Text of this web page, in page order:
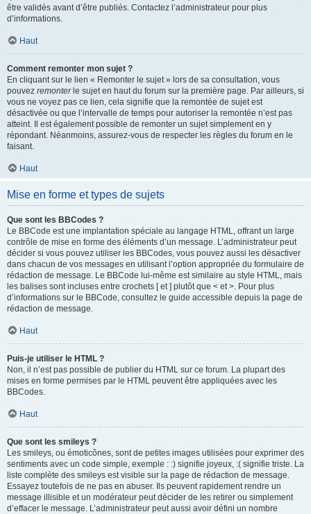
être validés avant d’être publiés. Contactez l’administrateur pour plus
d’informations.
Haut
Comment remonter mon sujet ?
En cliquant sur le lien « Remonter le sujet » lors de sa consultation, vous
pouvez remonterle sujet en haut du forum sur la première page. Par ailleurs, si
vous ne voyez pas ce lien, cela signifie que la remontée de sujet est
désactivée ou que l’intervalle de temps pour autoriser la remontée n’est pas
atteint. Il est également possible de remonter un sujet simplement en y
répondant. Néanmoins, assurez-vous de respecter les règles du forum en le
faisant.
Haut
Mise en forme et types de sujets
Que sont les BBCodes ?
Le BBCode est une implantation spéciale au langage HTML, offrant un large
contrôle de mise en forme des éléments d’un message. L’administrateur peut
décider si vous pouvez utiliser les BBCodes, vous pouvez aussi les désactiver
dans chacun de vos messages en utilisant l’option appropriée du formulaire de
rédaction de message. Le BBCode lui-même est similaire au style HTML, mais
les balises sont incluses entre crochets [ et ] plutôt que < et >. Pour plus
d’informations sur le BBCode, consultez le guide accessible depuis la page de
rédaction de message.
Haut
Puis-je utiliser le HTML ?
Non, il n’est pas possible de publier du HTML sur ce forum. La plupart des
mises en forme permises par le HTML peuvent être appliquées avec les
BBCodes.
Haut
Que sont les smileys ?
Les smileys, ou émoticônes, sont de petites images utilisées pour exprimer des
sentiments avec un code simple, exemple : :) signifie joyeux, :( signifie triste. La
liste complète des smileys est visible sur la page de rédaction de message.
Essayez toutefois de ne pas en abuser. Ils peuvent rapidement rendre un
message illisible et un modérateur peut décider de les retirer ou simplement
d’effacer le message. L’administrateur peut aussi avoir défini un nombre